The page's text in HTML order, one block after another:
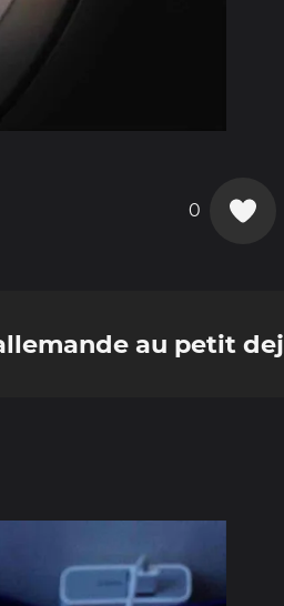
0
au petit dej